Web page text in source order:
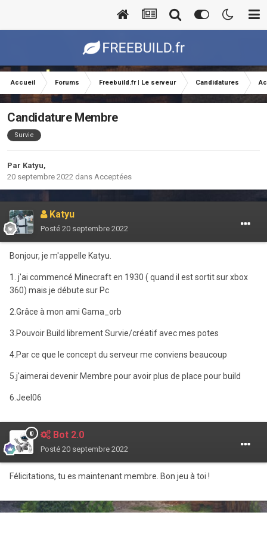
Accueil Forums Freebuild.fr | Le serveur Candidatures
Candidature Membre
Survie
Par Katyu,
20 septembre 2022 dans Acceptées
Katyu
Posté 20 septembre 2022
Bonjour, je m'appelle Katyu.
1. j'ai commencé Minecraft en 1930 ( quand il est sortit sur xbox
360) mais je débute sur Pc
2.Grâce à mon ami Gama_orb
3.Pouvoir Build librement Survie/créatif avec mes potes
4.Par ce que le concept du serveur me conviens beaucoup
5.j'aimerai devenir Membre pour avoir plus de place pour build
6.Jeel06
Bot 2.0
Posté 20 septembre 2022
Félicitations, tu es maintenant membre. Bon jeu à toi !